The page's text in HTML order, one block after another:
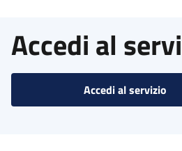
Accedi al
Accedi al servizio